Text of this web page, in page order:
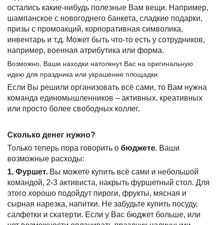
остались какие-нибудь полезные Вам вещи. Например,
шампанское с новогоднего банкета, сладкие подарки,
призы с промоакций, корпоративная символика,
инвентарь и т.д. Может быть что-то есть у сотрудников,
например, военная атрибутика или форма.
Возможно, Ваши находки натолкнут Вас на оригинальную
идею для праздника или украшение площадки.
Если Вы решили организовать всё сами, то Вам нужна
команда единомышленников – активных, креативных
или просто более свободных коллег.
Сколько денег нужно?
Только теперь пора говорить о бюджете. Ваши
возможные расходы:
1. Фуршет. Вы можете купить всё сами и небольшой
командой, 2-3 активиста, накрыть фуршетный стол. Для
этого хорошо подойдут пироги, фрукты, мясная и
сырная нарезка, напитки. Не забудьте купить посуду,
салфетки и скатерти. Если у Вас бюджет больше, или